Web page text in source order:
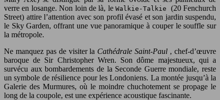
verre en losange. Non loin de là, leWalkie-Talkie (20 Fenchurch
Street) attire l’attention avec son profil évasé et son jardin suspendu,
le Sky Garden, offrant une vue panoramique à couper le souffle sur
la métropole.
Ne manquez pas de visiter la Cathédrale Saint-Paul , chef-d’œuvre
baroque de Sir Christopher Wren. Son dôme majestueux, qui a
survécu aux bombardements de la Seconde Guerre mondiale, reste
un symbole de résilience pour les Londoniens. La montée jusqu’à la
Galerie des Murmures, où le moindre chuchotement se propage le
long de la coupole, est une expérience acoustique fascinante.